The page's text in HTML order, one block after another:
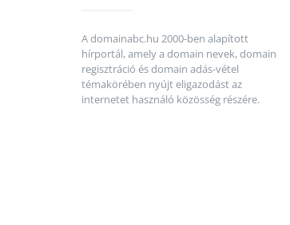
A domainabc.hu 2000-ben alapított
hírportál, amely a domain nevek, domain
regisztráció és domain adás-vétel
témakörében nyújt eligazodást az
internetet használó közösség részére.